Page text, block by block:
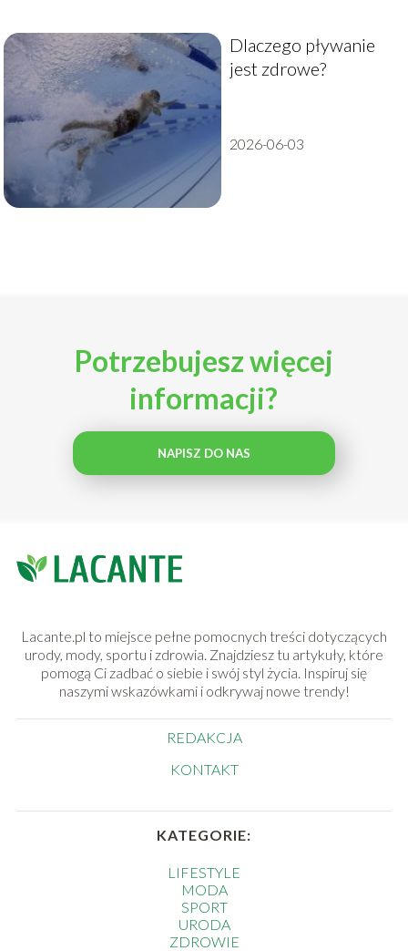
Dlaczego pływanie
jest zdrowe?
2026-06-03
Potrzebujesz więcej
informacji?
NAPISZ DO NAS
Lacante.pl to miejsce pełne pomocnych treści dotyczących
urody, mody, sportu i zdrowia. Znajdziesz tu artykuły, które
pomogą Ci zadbać o siebie i swój styl życia. Inspiruj się
naszymi wskazówkami i odkrywaj nowe trendy!
REDAKCJA
KONTAKT
KATEGORIE:
LIFESTYLE
MODA
SPORT
URODA
ZDROWIE